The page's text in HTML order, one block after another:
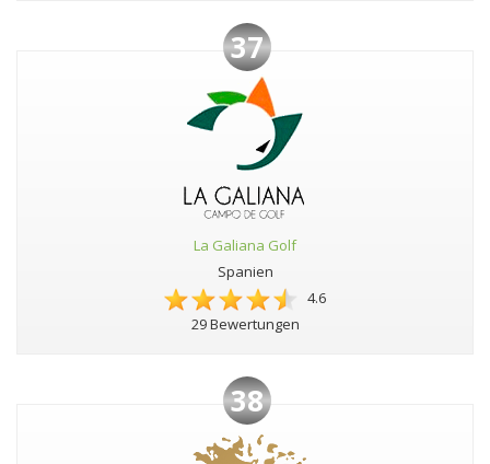
37
La Galiana Golf
Spanien
4.6
29 Bewertungen
38